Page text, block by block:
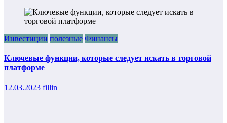
Инвестиции полезные Финансы
Ключевые функции, которые следует искать в торговой
платформе
12.03.2023 fillin